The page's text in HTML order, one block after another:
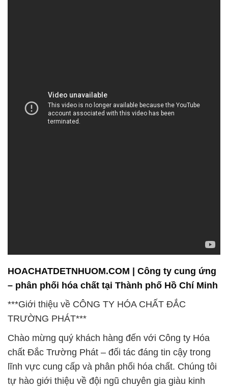
HOACHATDETNHUOM.COM | Công ty cung ứng
– phân phối hóa chất tại Thành phố Hồ Chí Minh
***Giới thiệu về CÔNG TY HÓA CHẤT ĐẮC
TRƯỜNG PHÁT***
Chào mừng quý khách hàng đến với Công ty Hóa
chất Đắc Trường Phát – đối tác đáng tin cậy trong
lĩnh vực cung cấp và phân phối hóa chất. Chúng tôi
tự hào giới thiệu về đội ngũ chuyên gia giàu kinh